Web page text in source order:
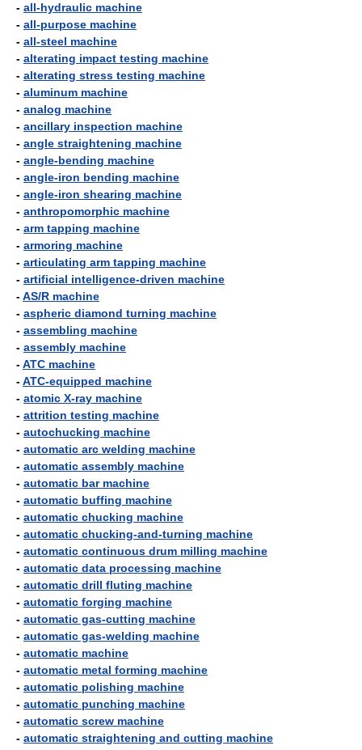
- all-hydraulic machine
- all-purpose machine
- all-steel machine
- alterating impact testing machine
- alterating stress testing machine
- aluminum machine
- analog machine
- ancillary inspection machine
- angle straightening machine
- angle-bending machine
- angle-iron bending machine
- angle-iron shearing machine
- anthropomorphic machine
- arm tapping machine
- armoring machine
- articulating arm tapping machine
- artificial intelligence-driven machine
-AS/R machine
- aspheric diamond turning machine
- assembling machine
- assembly machine
-ATC machine
-ATC-equipped machine
- atomic X-ray machine
- attrition testing machine
- autochucking machine
- automatic arc welding machine
- automatic assembly machine
- automatic bar machine
- automatic buffing machine
- automatic chucking machine
- automatic chucking-and-turning machine
- automatic continuous drum milling machine
- automatic data processing machine
- automatic drill fluting machine
- automatic forging machine
- automatic gas-cutting machine
- automatic gas-welding machine
- automatic machine
- automatic metal forming machine
- automatic polishing machine
- automatic punching machine
- automatic screw machine
- automatic straightening and cutting machine